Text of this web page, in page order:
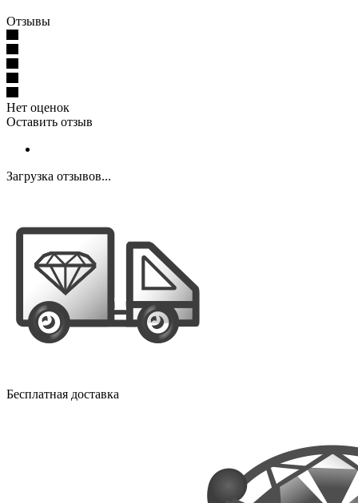
Отзывы
Нет оценок
Оставить отзыв
Загрузка отзывов...
Бесплатная доставка